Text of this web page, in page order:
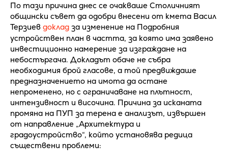
По тази причина днес се очакваше Столичният
общински съвет да одобри внесени от кмета Васил
Терзиев доклад за изменение на Подробния
устройствен план в частта, за която има заявено
инвестиционно намерение за изграждане на
небостъргача. Докладът обаче не събра
необходимия брой гласове, а той предвиждаше
предназначението на имота да остане
непроменено, но с ограничаване на плътност,
интензивност и височина. Причина за исканата
промяна на ПУП за терена е анализът, извършен
от направление „Архитектура и
градоустройство“, който установява редица
съществени проблеми: